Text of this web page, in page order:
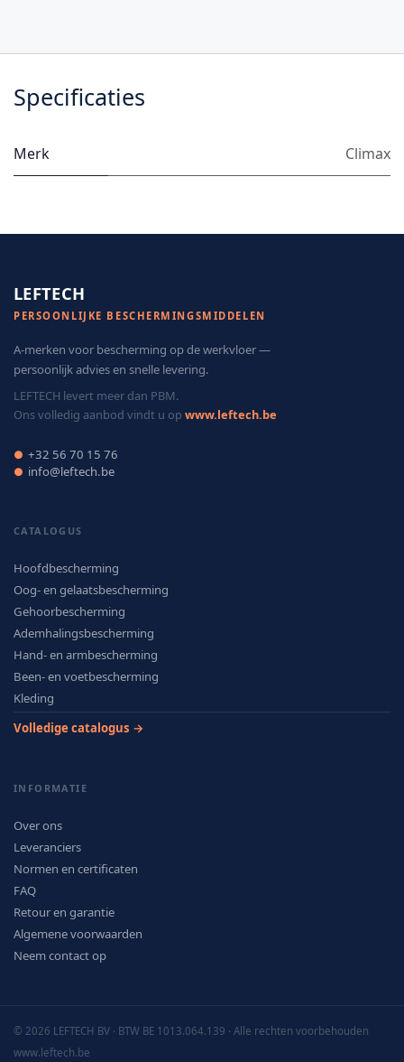
Specificaties
Merk Climax
LEFTECH
PERSOONLIJKE BESCHERMINGSMIDDELEN
A-merken voor bescherming op de werkvloer —
persoonlijk advies en snelle levering.
LEFTECH levert meer dan PBM.
Ons volledig aanbod vindt u op www.leftech.be
● +32 56 70 15 76
● info@leftech.be
CATALOGUS
Hoofdbescherming
Oog- en gelaatsbescherming
Gehoorbescherming
Ademhalingsbescherming
Hand- en armbescherming
Been- en voetbescherming
Kleding
Volledige catalogus →
INFORMATIE
Over ons
Leveranciers
Normen en certificaten
FAQ
Retour en garantie
Algemene voorwaarden
Neem contact op
© 2026 LEFTECH BV · BTW BE 1013.064.139 · Alle rechten voorbehouden
www.leftech.be